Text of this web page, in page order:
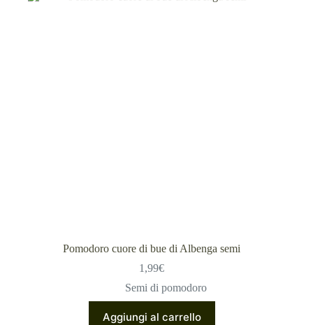
Pomodoro cuore di bue di Albenga semi
1,99€
Semi di pomodoro
Aggiungi al carrello